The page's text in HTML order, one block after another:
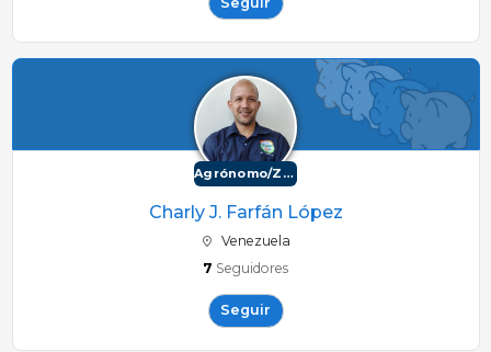
Agrónomo/Zootécnico
Charly J. Farfán López
Venezuela
7 Seguidores
Seguir